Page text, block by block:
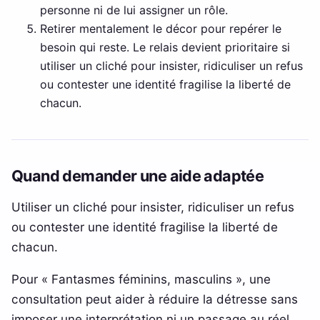
personne ni de lui assigner un rôle.
Retirer mentalement le décor pour repérer le
besoin qui reste. Le relais devient prioritaire si
utiliser un cliché pour insister, ridiculiser un refus
ou contester une identité fragilise la liberté de
chacun.
Quand demander une aide adaptée
Utiliser un cliché pour insister, ridiculiser un refus
ou contester une identité fragilise la liberté de
chacun.
Pour « Fantasmes féminins, masculins », une
consultation peut aider à réduire la détresse sans